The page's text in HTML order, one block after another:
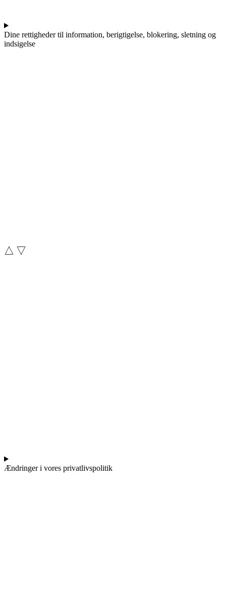
Dine rettigheder til information, berigtigelse, blokering, sletning og
indsigelse
Ændringer i vores privatlivspolitik